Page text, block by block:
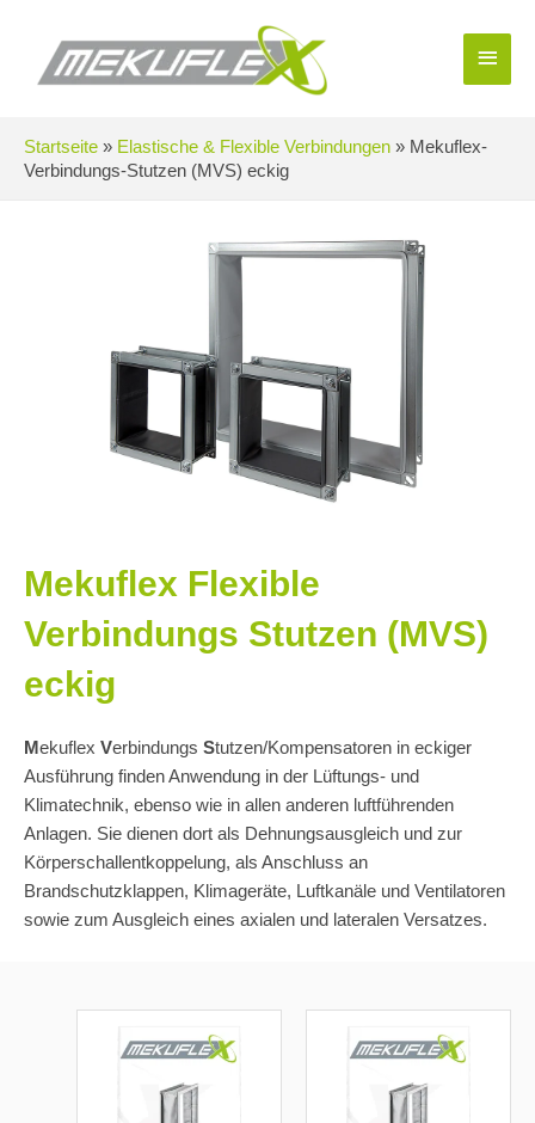
springen
Startseite » Elastische & Flexible Verbindungen » Mekuflex-
Verbindungs-Stutzen (MVS) eckig
Mekuflex Flexible
Verbindungs Stutzen (MVS)
eckig
Mekuflex Verbindungs Stutzen/Kompensatoren in eckiger
Ausführung finden Anwendung in der Lüftungs- und
Klimatechnik, ebenso wie in allen anderen luftführenden
Anlagen. Sie dienen dort als Dehnungsausgleich und zur
Körperschallentkoppelung, als Anschluss an
Brandschutzklappen, Klimageräte, Luftkanäle und Ventilatoren
sowie zum Ausgleich eines axialen und lateralen Versatzes.